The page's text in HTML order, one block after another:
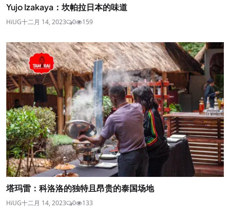
Yujo Izakaya：坎帕拉日本的味道
HiUG十二月 14, 2023 0 159
塔玛雷：科洛洛的独特且昂贵的泰国场地
HiUG十二月 14, 2023 0 133